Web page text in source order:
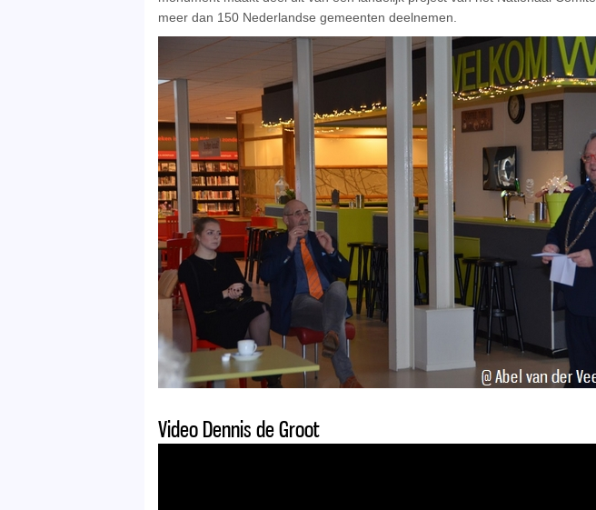
meer dan 150 Nederlandse gemeenten deelnemen.
Video Dennis de Groot